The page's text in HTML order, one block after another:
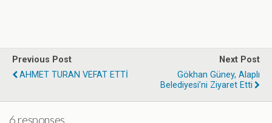
Previous Post
AHMET TURAN VEFAT ETTİ
Next Post
Gökhan Güney, Alaplı
Belediyesi’ni Ziyaret Etti
6 responses